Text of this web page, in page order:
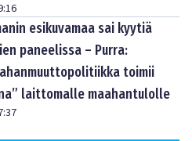
esikuvamaa sai kyytiä
paneelissa – Purra:
toimii
laittomalle maahantulolle